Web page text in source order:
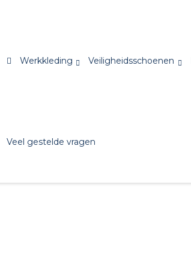
Werkkleding Veiligheidsschoenen
Veel gestelde vragen